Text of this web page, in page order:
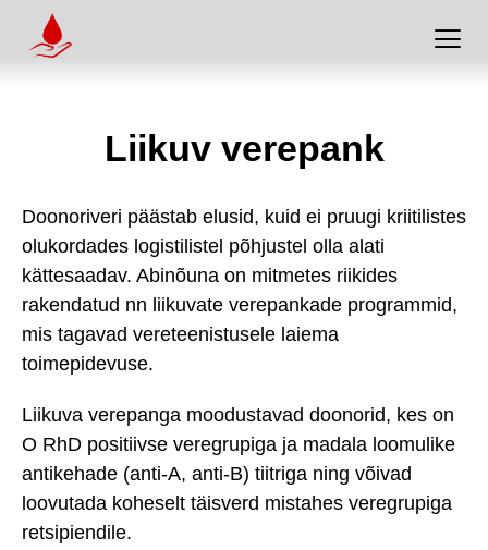
Liikuv verepank
Doonoriveri päästab elusid, kuid ei pruugi kriitilistes
olukordades logistilistel põhjustel olla alati
kättesaadav. Abinõuna on mitmetes riikides
rakendatud nn liikuvate verepankade programmid,
mis tagavad vereteenistusele laiema
toimepidevuse.
Liikuva verepanga moodustavad doonorid, kes on
O RhD positiivse veregrupiga ja madala loomulike
antikehade (anti-A, anti-B) tiitriga ning võivad
loovutada koheselt täisverd mistahes veregrupiga
retsipiendile.